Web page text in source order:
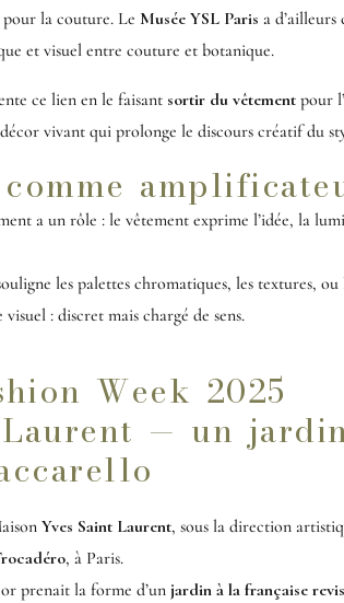
pour la couture. Le Musée YSL Paris a
et visuel entre couture et botanique.
ce lien en le faisant sortir du vêtementpour
vivant qui prolonge le discours créatif du
a un rôle : le vêtement exprime l’idée, la
les palettes chromatiques, les textures,
: discret mais chargé de sens.
Week 2025
Laurent — un
Yves Saint Laurent, sous la direction
, à Paris.
prenait la forme d’un jardin à la française